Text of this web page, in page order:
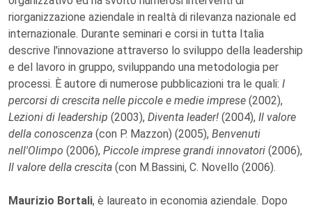
riorganizzazione aziendale in realtà di rilevanza nazionale ed
internazionale. Durante seminari e corsi in tutta Italia
descrive l'innovazione attraverso lo sviluppo della leadership
e del lavoro in gruppo, sviluppando una metodologia per
processi. È autore di numerose pubblicazioni tra le quali: I
percorsi di crescita nelle piccole e medie imprese (2002),
Lezioni di leadership (2003), Diventa leader! (2004), Il valore
della conoscenza (con P. Mazzon) (2005), Benvenuti
nell'Olimpo (2006), Piccole imprese grandi innovatori (2006),
Il valore della crescita (con M.Bassini, C. Novello (2006).
Maurizio Bortali, è laureato in economia aziendale. Dopo